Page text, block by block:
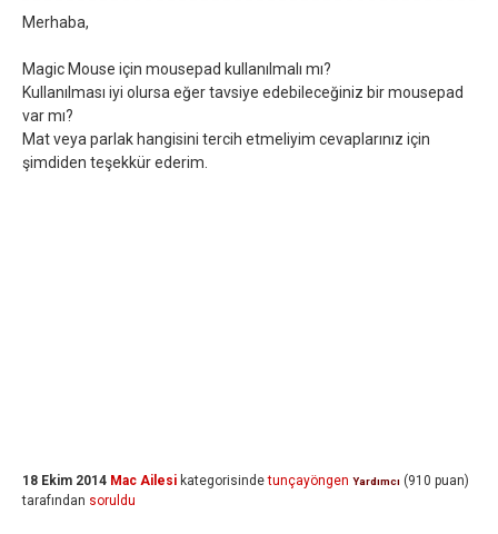
Merhaba,
Magic Mouse için mousepad kullanılmalı mı?
Kullanılması iyi olursa eğer tavsiye edebileceğiniz bir mousepad
var mı?
Mat veya parlak hangisini tercih etmeliyim cevaplarınız için
şimdiden teşekkür ederim.
18 Ekim 2014 Mac Ailesi kategorisinde tunçayöngen Yardımcı (910 puan)
tarafından soruldu